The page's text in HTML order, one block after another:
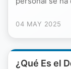
04 MAY 2025
¿Qué Es el